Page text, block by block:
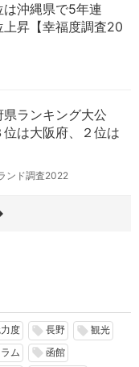
沖縄県で5年連
昇【幸福度調査20
ランキング大公
は大阪府、２位は
ンド調査2022
度 local_offer 長野 local_offer 観光
ム local_offer 函館